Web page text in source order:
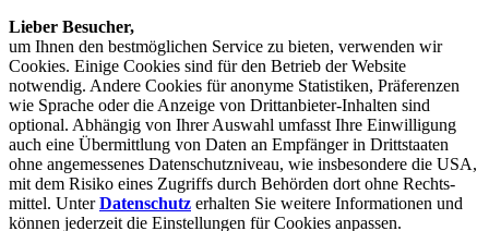
Lieber Besucher,
um Ihnen den best­möglichen Service zu bieten, verwenden wir
Cookies. Einige Cookies sind für den Betrieb der Website
notwendig. Andere Cookies für anonyme Statistiken, Präferenzen
wie Sprache oder die Anzeige von Dritt­anbieter-Inhalten sind
optional. Abhängig von Ihrer Auswahl umfasst Ihre Einwilligung
auch eine Übermittlung von Daten an Empfänger in Drittstaaten
ohne angemessenes Daten­schutz­niveau, wie insbesondere die USA,
mit dem Risiko eines Zugriffs durch Behörden dort ohne Rechts­
mittel. UnterDatenschutz erhalten Sie weitere Informationen und
können jederzeit die Einstellungen für Cookies anpassen.